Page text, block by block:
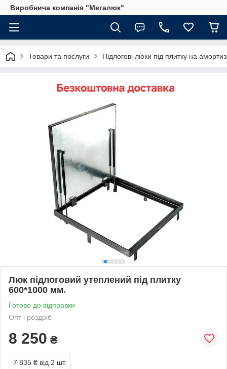
Виробнича компанія "Мегалюк"
Товари та послуги Підлогові люки під плитку на
Люк підлоговий утеплений під плитку
600*1000 мм.
Готово до відправки
Опт і роздріб
8 250 ₴
7 835 ₴ від 2 шт.